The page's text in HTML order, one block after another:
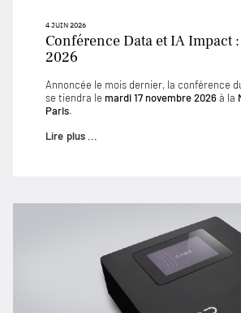
4 JUIN 2026
Conférence Data et IA Impact
2026
Annoncée le mois dernier, la conférence
se tiendra le mardi 17 novembre 2026à la
Paris.
Lire plus ...